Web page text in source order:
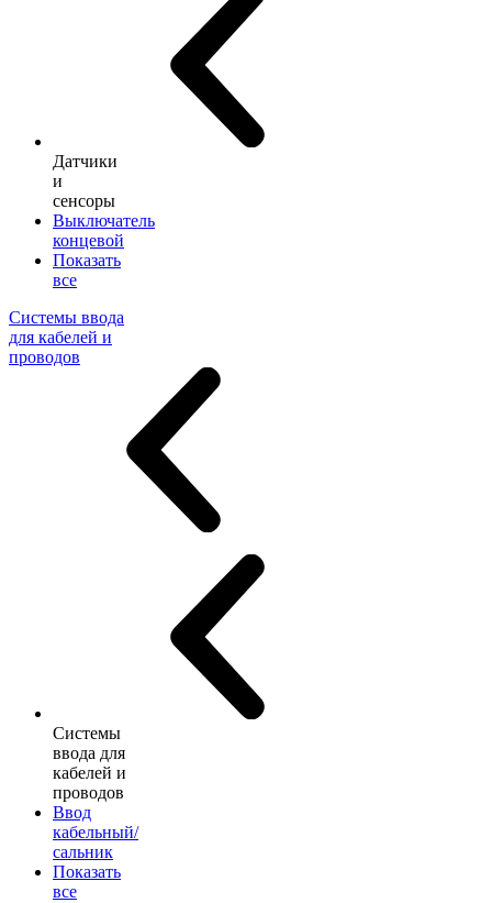
Датчики
и
сенсоры
Выключатель
концевой
Показать
все
Системы ввода
для кабелей и
проводов
Системы
ввода для
кабелей и
проводов
Ввод
кабельный/
сальник
Показать
все